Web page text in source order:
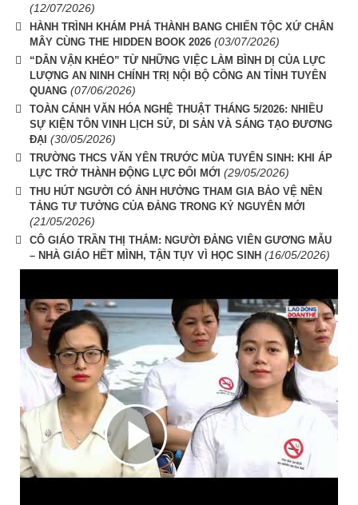
(12/07/2026)
HÀNH TRÌNH KHÁM PHÁ THÀNH BANG CHIẾN TỘC XỨ CHÂN
MÂY CÙNG THE HIDDEN BOOK 2026 (03/07/2026)
“DÂN VẬN KHÉO” TỪ NHỮNG VIỆC LÀM BÌNH DỊ CỦA LỰC
LƯỢNG AN NINH CHÍNH TRỊ NỘI BỘ CÔNG AN TỈNH TUYÊN
QUANG (07/06/2026)
TOÀN CẢNH VĂN HÓA NGHỆ THUẬT THÁNG 5/2026: NHIỀU
SỰ KIỆN TÔN VINH LỊCH SỬ, DI SẢN VÀ SÁNG TẠO ĐƯƠNG
ĐẠI (30/05/2026)
TRƯỜNG THCS VĂN YÊN TRƯỚC MÙA TUYỂN SINH: KHI ÁP
LỰC TRỞ THÀNH ĐỘNG LỰC ĐỔI MỚI (29/05/2026)
THU HÚT NGƯỜI CÓ ẢNH HƯỞNG THAM GIA BẢO VỆ NỀN
TẢNG TƯ TƯỞNG CỦA ĐẢNG TRONG KỶ NGUYÊN MỚI
(21/05/2026)
CÔ GIÁO TRẦN THỊ THẮM: NGƯỜI ĐẢNG VIÊN GƯƠNG MẪU
– NHÀ GIÁO HẾT MÌNH, TẬN TỤY VÌ HỌC SINH (16/05/2026)